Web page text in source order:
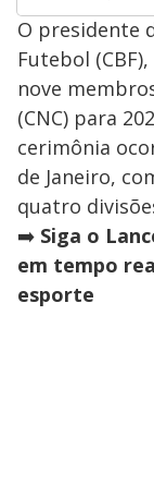
O presidente
Futebol
nove
(CNC) para
cerimônia
de Janeiro,
quatro
➡️ Siga o
em tempo
esporte